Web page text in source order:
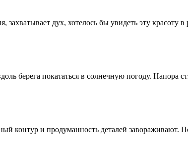
захватывает дух, хотелось бы увидеть эту красоту в
берега покататься в солнечную погоду. Напора
контур и продуманность деталей завораживают.